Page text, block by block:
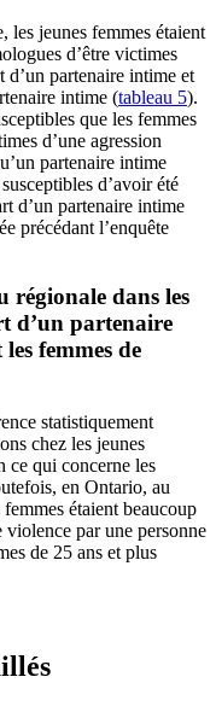
les jeunes femmes étaient
d’être victimes
d’un partenaire intime et
intime (tableau 5).
que les femmes
d’une agression
partenaire intime
d’avoir été
d’un partenaire intime
précédant l’enquête
régionale dans les
d’un partenaire
femmes de
statistiquement
chez les jeunes
ce qui concerne les
en Ontario, au
étaient beaucoup
violence par une personne
de 25 ans et plus